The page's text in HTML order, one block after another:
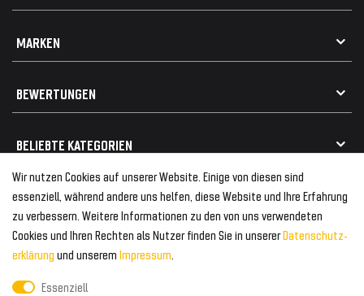
Wir nutzen Cookies auf unserer Website. Einige von diesen sind
essenziell, während andere uns helfen, diese Website und Ihre Erfahrung
zu verbessern. Weitere Informationen zu den von uns verwendeten
Cookies und Ihren Rechten als Nutzer finden Sie in unsererDaten­schutz­
erklärung und unserem Impressum.
Essenziell
Widerrufsrecht
Vertrag widerrufen
Elektro- / Altteilentsorgung
MARKEN
Geeignet für Mercedes
Geeignet für Audi
BEWERTUNGEN
BELIEBTE KATEGORIEN
Frontspoiler
Heckspoiler
Kabelbäume
Kühlergrill
FOLGEN SIE UNS AUF
Tuning Fanatics
ZAHLUNG & VERSAND
Zahlungsanbieter